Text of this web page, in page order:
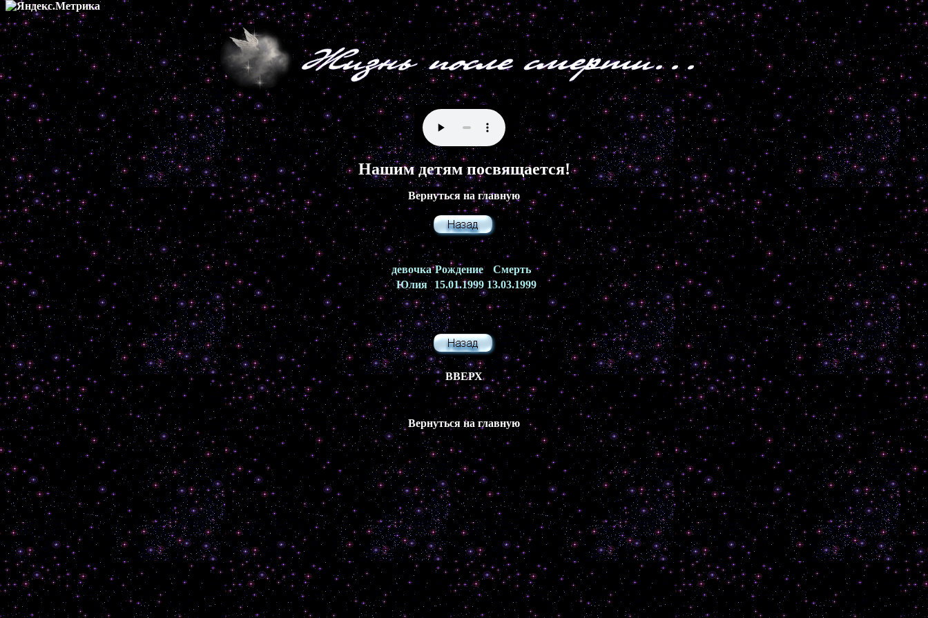
Нашим детям посвящается!
Вернуться на главную
девочка Рождение
Смерть
Юлия
15.01.1999 13.03.1999
ВВЕРХ
Вернуться на главную